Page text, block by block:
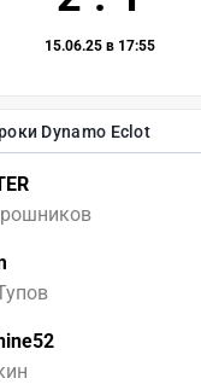
Dynamo Eclot
15.06.25 в 17:55